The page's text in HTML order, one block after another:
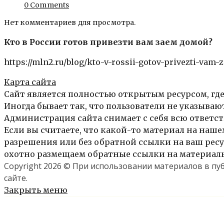
0 Comments
Нет комментариев для просмотра.
Кто в России готов привезти вам заем домой?
https://mln2.ru/blog/kto-v-rossii-gotov-privezti-vam-
Карта сайта
Сайт является полностью открытым ресурсом,
Иногда бывает так, что пользователи не
Администрация сайта снимает с себя всю
Если вы считаете, что какой-то материал на
разрешения или без обратной ссылки на ваш
охотно размещаем обратные ссылки на
Copyright 2026 © При использовании материалов в
сайте.
Закрыть меню